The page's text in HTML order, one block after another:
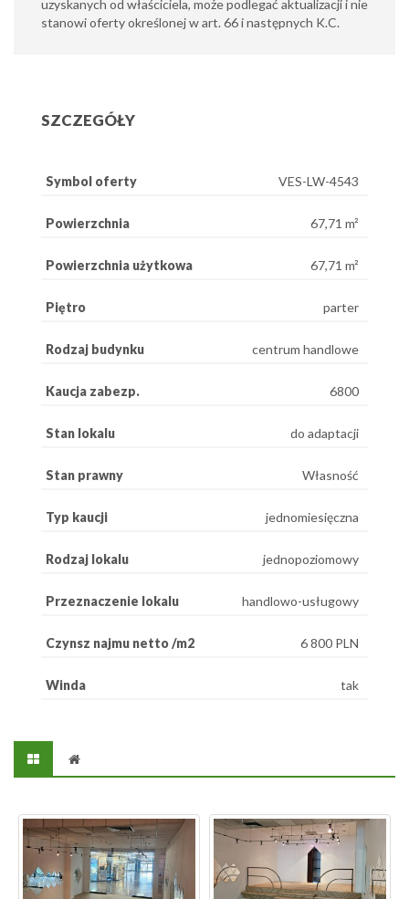
uzyskanych od właściciela, może podlegać aktualizacji i nie
stanowi oferty określonej w art. 66 i następnych K.C.
SZCZEGÓŁY
Symbol oferty VES-LW-4543
Powierzchnia 67,71 m²
Powierzchnia użytkowa 67,71 m²
Piętro parter
Rodzaj budynku centrum handlowe
Kaucja zabezp. 6800
Stan lokalu do adaptacji
Stan prawny Własność
Typ kaucji jednomiesięczna
Rodzaj lokalu jednopoziomowy
Przeznaczenie lokalu handlowo-usługowy
Czynsz najmu netto /m2 6 800 PLN
Winda tak